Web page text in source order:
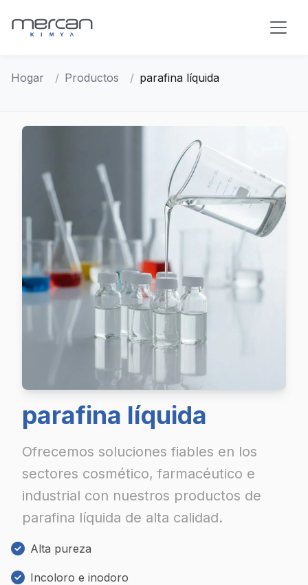
Hogar Productos parafina líquida
parafina líquida
Ofrecemos soluciones fiables en los
sectores cosmético, farmacéutico e
industrial con nuestros productos de
parafina líquida de alta calidad.
Alta pureza
Incoloro e inodoro